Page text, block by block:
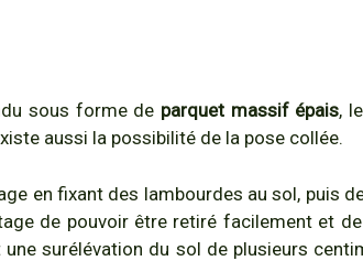
sous forme de parquet massif épais,
aussi la possibilité de la pose collée.
en fixant des lambourdes au sol, puis
de pouvoir être retiré facilement et
surélévation du sol de plusieurs